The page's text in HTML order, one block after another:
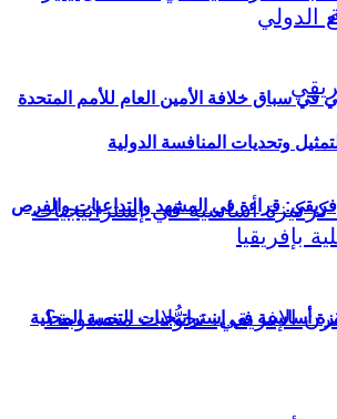
قراءة في المشهد والتداعيات والفرص
في سباق خلافة الأمين العام للأمم المتحدة
وتحديات المنافسة الدولية
أساسية في إستراتيجيات التنمية المحلية